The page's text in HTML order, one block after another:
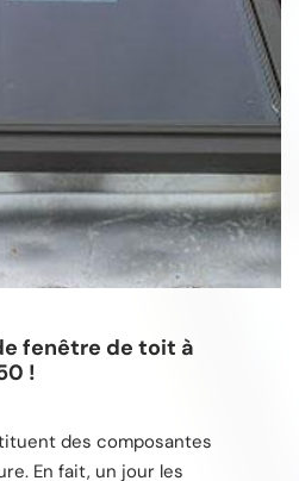
fenêtre de toit à
!
des composantes
En fait, un jour les